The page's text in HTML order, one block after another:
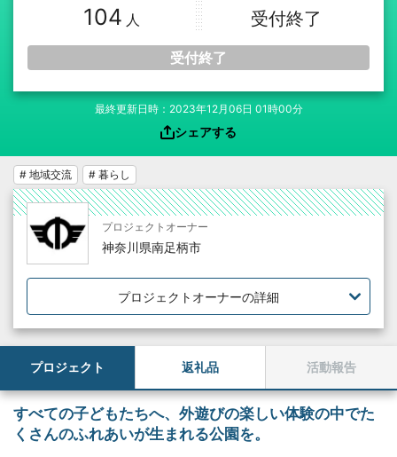
104 受付終了
受付終了
最終更新日時：2023年12月06日 01時00分
シェアする
プロジェクト 返礼品 活動報告
# 地域交流 # 暮らし
プロジェクトオーナー
神奈川県南足柄市
プロジェクトオーナーの詳細
すべての子どもたちへ、外遊びの楽しい体験の中でた
くさんのふれあいが生まれる公園を。